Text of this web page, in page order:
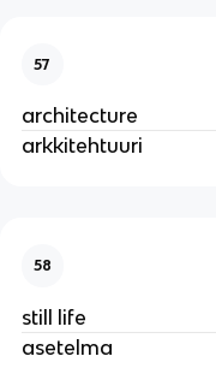
57
architecture
arkkitehtuuri
58
still life
asetelma